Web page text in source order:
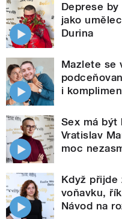
Deprese
jako
Durina
Mazlete se
i
Sex má být
Vratislav
moc
Když přijde
voňavku,
Návod na